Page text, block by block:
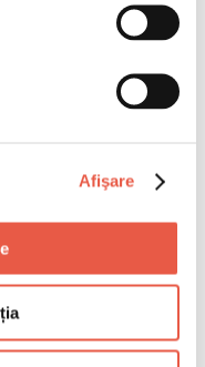
Afişare
sub gheață. Un
ruse au